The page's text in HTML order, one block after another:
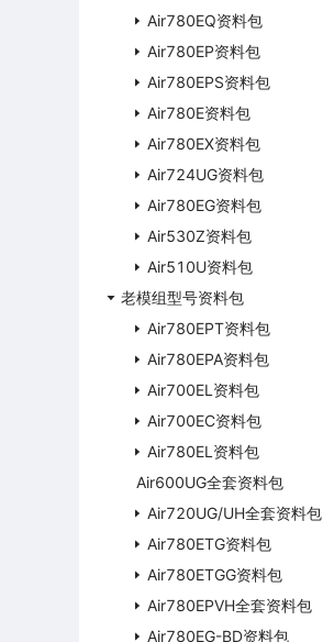
Air780EQ资料包
Air780EP资料包
Air780EPS资料包
Air780E资料包
Air780EX资料包
Air724UG资料包
Air780EG资料包
Air530Z资料包
Air510U资料包
老模组型号资料包
Air780EPT资料包
Air780EPA资料包
Air700EL资料包
Air700EC资料包
Air780EL资料包
Air600UG全套资料包
Air720UG/UH全套资料包
Air780ETG资料包
Air780ETGG资料包
Air780EPVH全套资料包
Air780EG-BD资料包